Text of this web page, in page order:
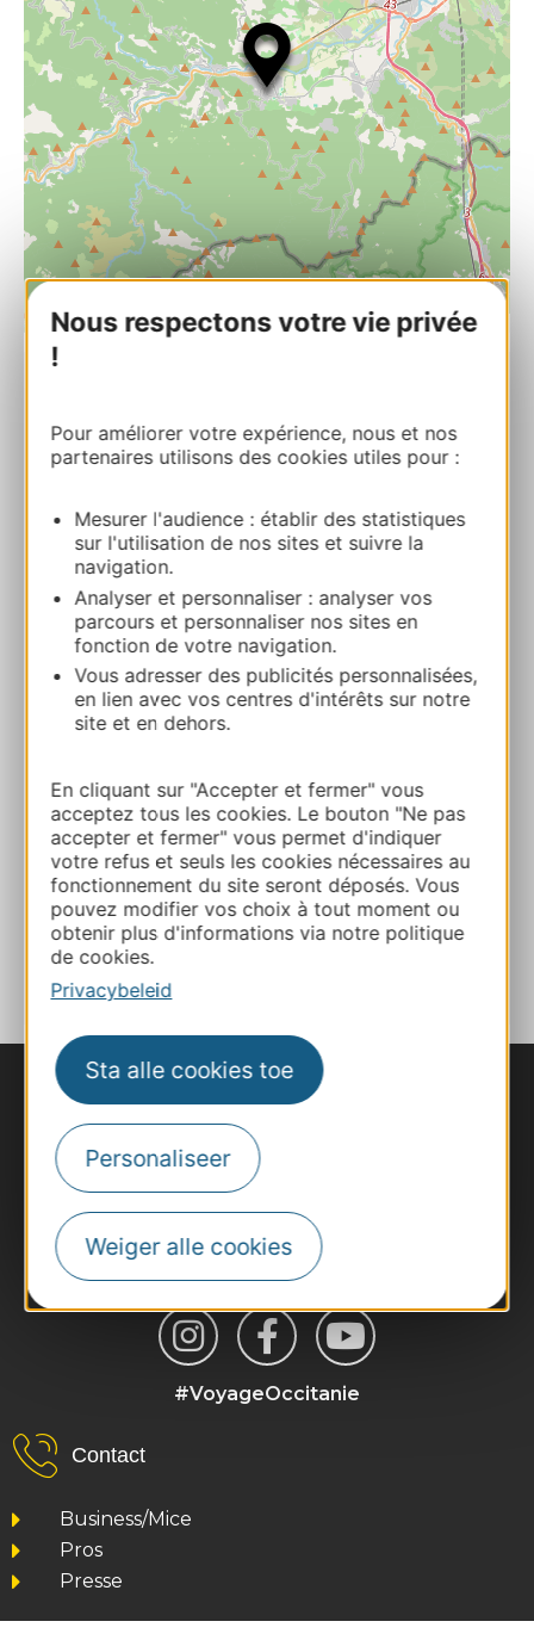
Nous respectons votre vie privée
!
Pour améliorer votre expérience, nous et nos
partenaires utilisons des cookies utiles pour :
Mesurer l'audience : établir des statistiques
sur l'utilisation de nos sites et suivre la
navigation.
Analyser et personnaliser : analyser vos
parcours et personnaliser nos sites en
fonction de votre navigation.
Vous adresser des publicités personnalisées,
en lien avec vos centres d'intérêts sur notre
site et en dehors.
En cliquant sur "Accepter et fermer" vous
acceptez tous les cookies. Le bouton "Ne pas
accepter et fermer" vous permet d'indiquer
votre refus et seuls les cookies nécessaires au
fonctionnement du site seront déposés. Vous
pouvez modifier vos choix à tout moment ou
obtenir plus d'informations via notre politique
de cookies.
Privacybeleid
Sta alle cookies toe
Personaliseer
Weiger alle cookies
Leaflet| Map data ©OpenStreetMap contributors
8 Boulevard Maréchal Joffre 66400 CERET
+33 4 68 87 27 76
E-mail
Website
Website
Facebook
TOEVOEGEN
AAN NOTITIEBOEKJE
#VoyageOccitanie
Contact
Business/Mice
Pros
Presse